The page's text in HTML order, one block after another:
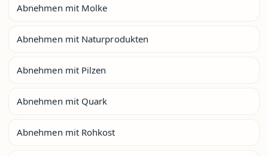
Abnehmen mit Molke
Abnehmen mit Naturprodukten
Abnehmen mit Pilzen
Abnehmen mit Quark
Abnehmen mit Rohkost